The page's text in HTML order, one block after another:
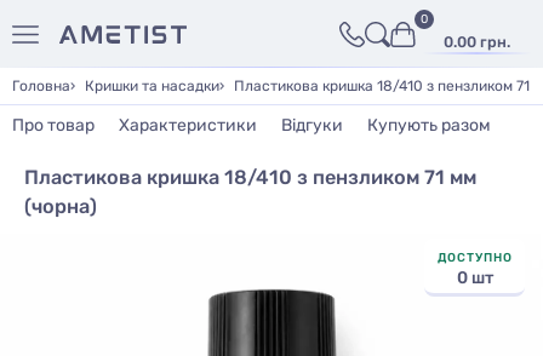
0.00 грн.
0
Головна Кришки та насадки Пластикова кришка 18/410 з пензликом 71
Про товар Характеристики Відгуки Купують разом
Пластикова кришка 18/410 з пензликом 71 мм
(чорна)
ДОСТУПНО
0 шт